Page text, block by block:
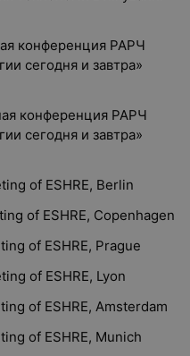
конференция РАРЧ
сегодня и завтра»
конференция РАРЧ
сегодня и завтра»
of ESHRE, Berlin
of ESHRE, Copenhagen
of ESHRE, Prague
of ESHRE, Lyon
of ESHRE, Amsterdam
of ESHRE, Munich